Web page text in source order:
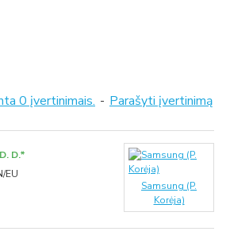
0 įvertinimais. - Parašyti įvertinimą
D.*
EU
Samsung (P.
Korėja)